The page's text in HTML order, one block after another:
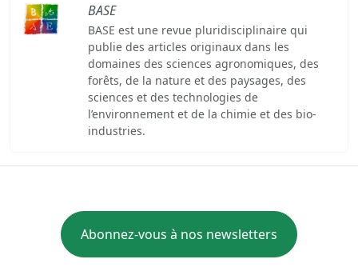
BASE
BASE est une revue pluridisciplinaire qui
publie des articles originaux dans les
domaines des sciences agronomiques, des
forêts, de la nature et des paysages, des
sciences et des technologies de
l’environnement et de la chimie et des bio-
industries.
Abonnez-vous à nos newsletters